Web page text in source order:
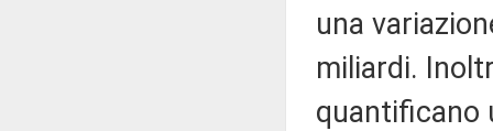
una
miliardi.
quantificano